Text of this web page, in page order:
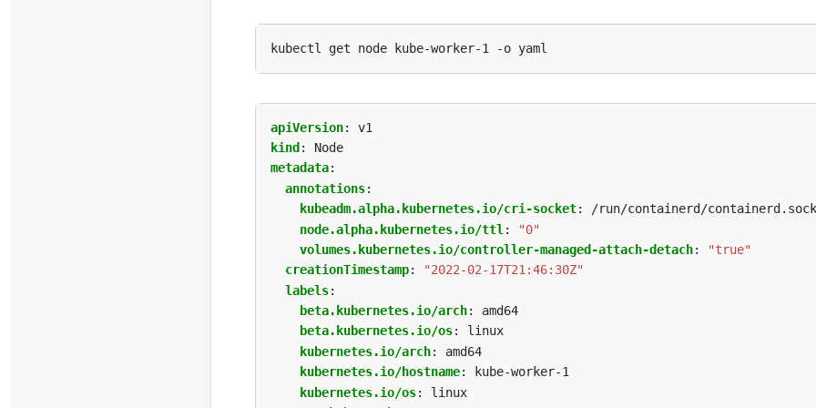
apiVersion:
v1
kind :
Node
metadata:
annotations:
kubeadm.alpha.kubernetes.io/cri-socket:
/run/containerd/containerd.sock
node.alpha.kubernetes.io/ttl :
"0"
volumes.kubernetes.io/controller-managed-attach-detach:
"true"
creationTimestamp:
"2022-02-17T21:46:30Z"
labels:
beta.kubernetes.io/arch:
amd64
beta.kubernetes.io/os:
linux
kubernetes.io/arch:
amd64
kubernetes.io/hostname:
kube-worker-1
kubernetes.io/os:
linux